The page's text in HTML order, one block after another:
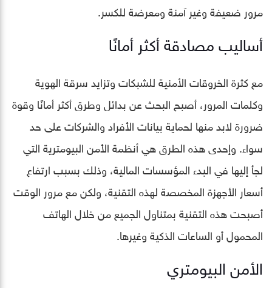
مرور ضعيفة وغير آمنة ومعرضة للكسر.
أساليب مصادقة أكثر أمانًا
مع كثرة الخروقات الأمنية للشبكات وتزايد سرقة الهوية
وكلمات المرور، أصبح البحث عن بدائل وطرق أكثر أمانًا وقوة
ضرورة لابد منها لحماية بيانات الأفراد والشركات على حد
سواء. وإحدى هذه الطرق هي أنظمة الأمن البيومترية التي
لجأ إليها في البدء المؤسسات المالية، وذلك بسبب ارتفاع
أسعار الأجهزة المخصصة لهذه التقنية، ولكن مع مرور الوقت
أصبحت هذه التقنية بمتناول الجميع من خلال الهاتف
المحمول أو الساعات الذكية وغيرها.
الأمن البيومتري